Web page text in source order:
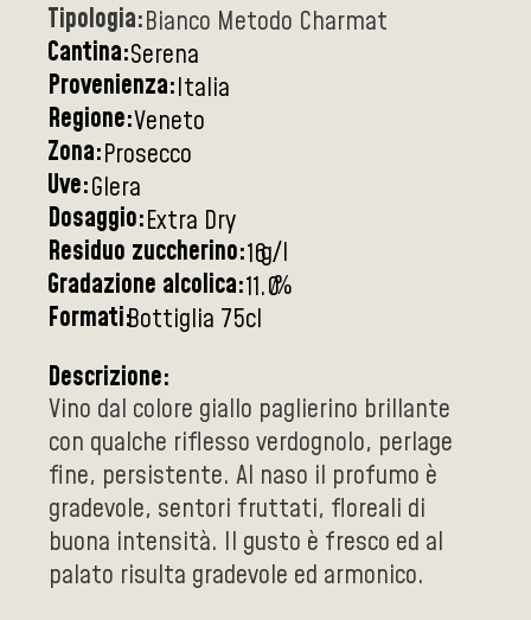
Tipologia:Bianco Metodo Charmat
Cantina:Serena
Provenienza:Italia
Regione:Veneto
Zona:Prosecco
Uve:Glera
Dosaggio:Extra Dry
Residuo zuccherino:16g/l
Gradazione alcolica:11.0%
Formati:Bottiglia 75cl
Descrizione:
Vino dal colore giallo paglierino brillante
con qualche riflesso verdognolo, perlage
fine, persistente. Al naso il profumo è
gradevole, sentori fruttati, floreali di
buona intensità. Il gusto è fresco ed al
palato risulta gradevole ed armonico.